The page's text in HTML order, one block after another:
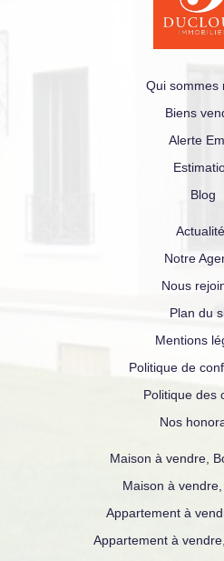
Qui sommes
Biens
Alerte
Blog
Notre
Nous
Plan du
Mentions
Politique de
Politique des
Nos
Maison à vendre,
Maison à
Appartement à
Appartement à